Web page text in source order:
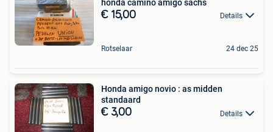
honda camino amigo sachs
€ 15,00 Details
Rotselaar 24 dec 25
Honda amigo novio : as midden
standaard
€ 3,00 Details